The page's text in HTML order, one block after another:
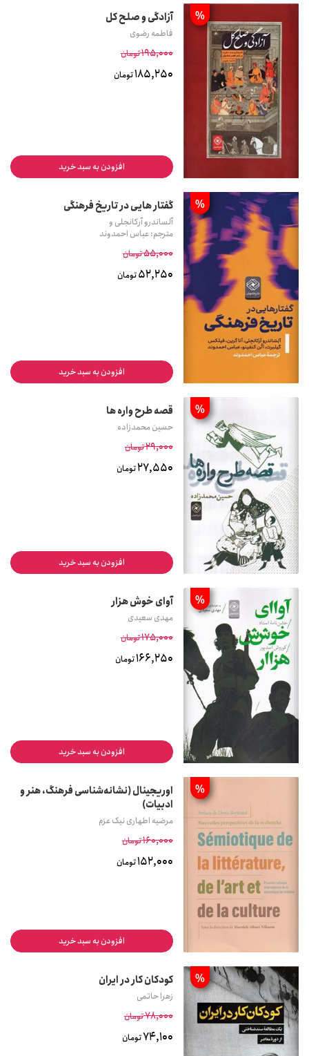
% آزادگی و صلح کل
فاطمه رضوی
195,000تومان
185,250تومان
افزودن به سبد خرید
% گفتار هایی در تاریخ فرهنگی
آلساندرو آرکانجلی و
مترجم: عباس احمدوند
55,000تومان
52,250تومان
افزودن به سبد خرید
% قصه طرح واره ها
حسین محمدزاده
29,000تومان
27,550تومان
افزودن به سبد خرید
% آوای خوش هزار
مهدی سعیدی
175,000تومان
166,250تومان
افزودن به سبد خرید
%
اوریجینال (نشانه‌شناسی فرهنگ، هنر و
ادبیات)
مرضیه اطهاری نیک عزم
160,000تومان
152,000تومان
افزودن به سبد خرید
% کودکان کار در ایران
زهرا حاتمی
78,000تومان
74,100تومان